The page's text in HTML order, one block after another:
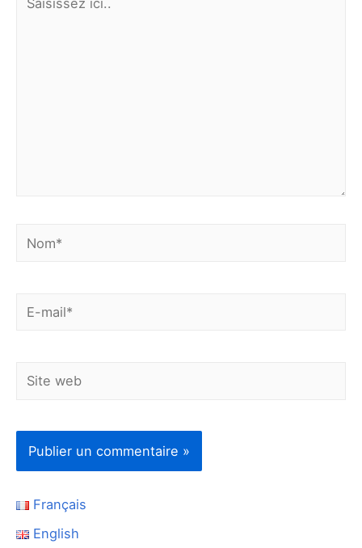
Français
English
Nom*
E-
Site